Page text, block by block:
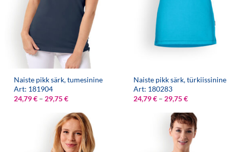
Naiste pikk särk, tumesinine
Art: 181904
24,79€ – 29,75€Hinnavahemik:
kuni
29,75 €
Naiste pikk särk, türkiissinine
Art: 180283
24,79€ – 29,75€Hinnavahemik:
kuni
29,75 €